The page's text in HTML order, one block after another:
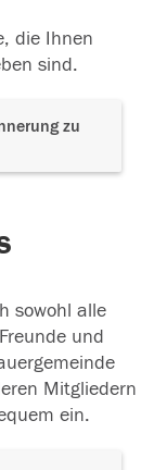
die Ihnen
sind.
zu
sowohl alle
und
Mitgliedern
ein.